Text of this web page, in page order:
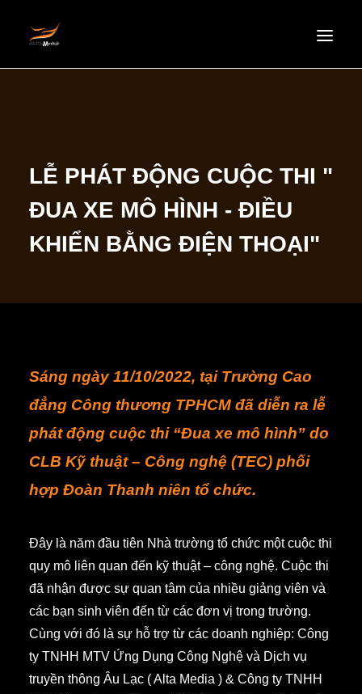
PRODUCTS
PARTNERS
RECRUITMENT
LỄ PHÁT ĐỘNG CUỘC THI "
ĐUA XE MÔ HÌNH - ĐIỀU
KHIỂN BẰNG ĐIỆN THOẠI"
Sáng ngày 11/10/2022, tại Trường Cao
đẳng Công thương TPHCM đã diễn ra lễ
phát động cuộc thi “Đua xe mô hình” do
CLB Kỹ thuật – Công nghệ (TEC) phối
hợp Đoàn Thanh niên tổ chức.
Đây là năm đầu tiên Nhà trường tổ chức một cuộc thi
quy mô liên quan đến kỹ thuật – công nghệ. Cuộc thi
đã nhận được sự quan tâm của nhiều giảng viên và
các bạn sinh viên đến từ các đơn vị trong trường.
Cùng với đó là sự hỗ trợ từ các doanh nghiệp: Công
ty TNHH MTV Ứng Dụng Công Nghệ và Dịch vụ
truyền thông Âu Lạc ( Alta Media ) & Công ty TNHH